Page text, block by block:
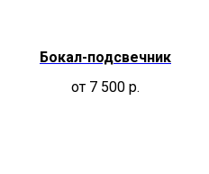
Бокал-подсвечник
от 7 500 р.